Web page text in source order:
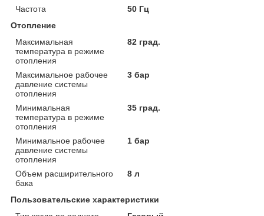
Частота
50 Гц
Отопление
Максимальная
температура в режиме
отопления
82 град.
Максимальное рабочее
давление системы
отопления
3 бар
Минимальная
температура в режиме
отопления
35 град.
Минимальное рабочее
давление системы
отопления
1 бар
Объем расширительного
бака
8 л
Пользовательские характеристики